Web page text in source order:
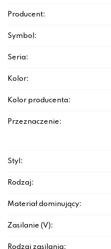
Producent:
Symbol:
Seria:
Kolor:
Kolor producenta:
Przeznaczenie:
Styl:
Rodzaj:
Materiał dominujący:
Zasilanie (V):
Rodzaj zasilania: